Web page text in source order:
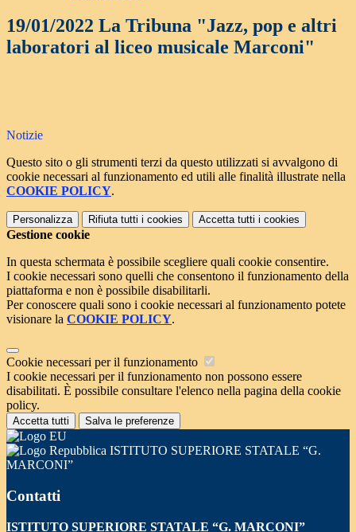
19/01/2022 La Tribuna "Jazz, pop e altri
laboratori al liceo musicale Marconi"
Notizie
Questo sito o gli strumenti terzi da questo utilizzati si avvalgono di
cookie necessari al funzionamento ed utili alle finalità illustrate nella
COOKIE POLICY.
Personalizza Rifiuta tutti i cookies Accetta tutti i cookies
Gestione cookie
In questa schermata è possibile scegliere quali cookie consentire.
I cookie necessari sono quelli che consentono il funzionamento della
piattaforma e non è possibile disabilitarli.
Per conoscere quali sono i cookie necessari al funzionamento potete
visionare la COOKIE POLICY.
Cookie necessari per il funzionamento
I cookie necessari per il funzionamento non possono essere
disabilitati. È possibile consultare l'elenco nella pagina della cookie
policy.
Accetta tutti Salva le preferenze
ISTITUTO SUPERIORE STATALE “G.
MARCONI”
Contatti
ISTITUTO SUPERIORE STATALE “G. MARCONI”